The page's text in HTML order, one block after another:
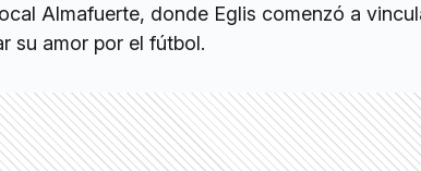
Almafuerte, donde Eglis comenzó a
su amor por el fútbol.